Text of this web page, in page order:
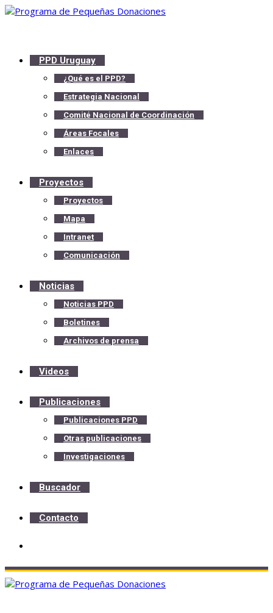
PPD Uruguay
¿Qué es el PPD?
Estrategia Nacional
Comité Nacional de Coordinación
Áreas Focales
Enlaces
Proyectos
Proyectos
Mapa
Intranet
Comunicación
Noticias
Noticias PPD
Boletines
Archivos de prensa
Videos
Publicaciones
Publicaciones PPD
Otras publicaciones
Investigaciones
Buscador
Contacto